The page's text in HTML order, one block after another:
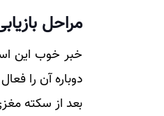
مراحل
خبر خوب این
دوباره آن را
بعد از سکته